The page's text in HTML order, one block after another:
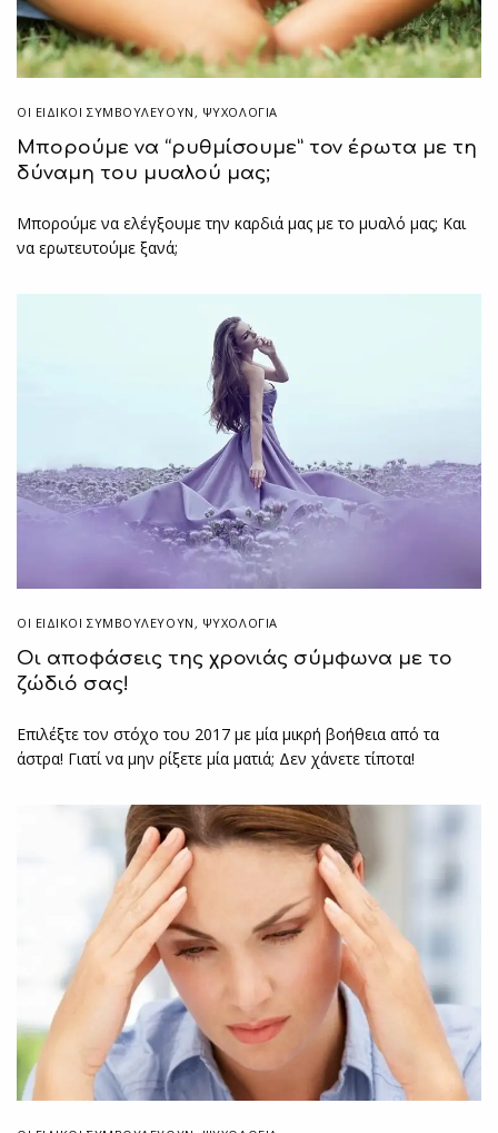
ΟΙ ΕΙΔΙΚΟΊ ΣΥΜΒΟΥΛΕΎΟΥΝ , ΨΥΧΟΛΟΓΙΑ
Μπορούμε να “ρυθμίσουμε” τον έρωτα με τη
δύναμη του μυαλού μας;
Μπορούμε να ελέγξουμε την καρδιά μας με το μυαλό μας; Και
να ερωτευτούμε ξανά;
ΟΙ ΕΙΔΙΚΟΊ ΣΥΜΒΟΥΛΕΎΟΥΝ , ΨΥΧΟΛΟΓΙΑ
Οι αποφάσεις της χρονιάς σύμφωνα με το
ζώδιό σας!
Επιλέξτε τον στόχο του 2017 με μία μικρή βοήθεια από τα
άστρα! Γιατί να μην ρίξετε μία ματιά; Δεν χάνετε τίποτα!